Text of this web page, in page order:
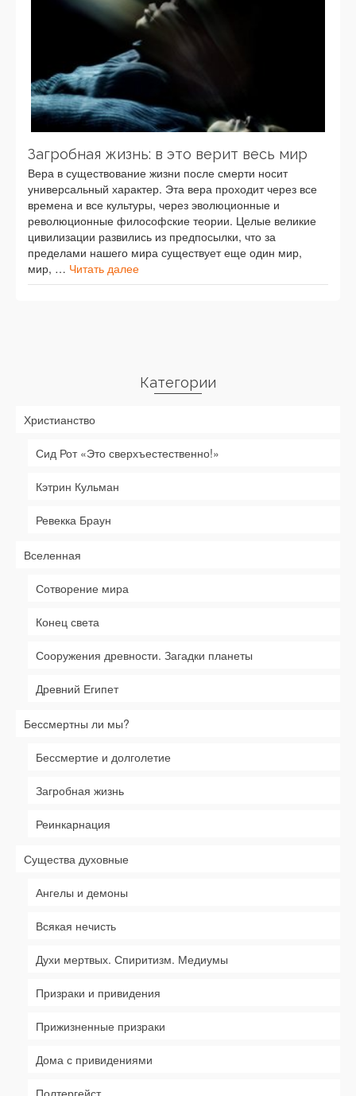
Загробная жизнь: в это верит весь мир
Вера в существование жизни после смерти носит
универсальный характер. Эта вера проходит через все
времена и все культуры, через эволюционные и
революционные философские теории. Целые великие
цивилизации развились из предпосылки, что за
пределами нашего мира существует еще один мир,
мир, … Читать далее
Категории
Христианство
Сид Рот «Это сверхъестественно!»
Кэтрин Кульман
Ревекка Браун
Вселенная
Сотворение мира
Конец света
Сооружения древности. Загадки планеты
Древний Египет
Бессмертны ли мы?
Бессмертие и долголетие
Загробная жизнь
Реинкарнация
Существа духовные
Ангелы и демоны
Всякая нечисть
Духи мертвых. Спиритизм. Медиумы
Призраки и привидения
Прижизненные призраки
Дома с привидениями